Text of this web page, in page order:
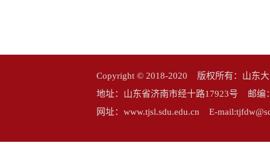
Copyright © 2018-2020 版权所有：山东
地址：山东省济南市经十路17923号 邮
网址：www.tjsl.sdu.edu.cn E-